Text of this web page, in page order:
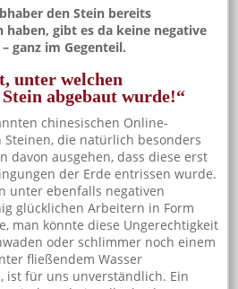
den Stein bereits
haben, gibt es da keine negative
ganz im Gegenteil.
unter welchen
abgebaut wurde!“
chinesischen Online-
die natürlich besonders
davon ausgehen, dass diese erst
der Erde entrissen wurde.
unter ebenfalls negativen
glücklichen Arbeitern in Form
man könnte diese Ungerechtigkeit
oder schlimmer noch einem
fließendem Wasser
ist für uns unverständlich. Ein